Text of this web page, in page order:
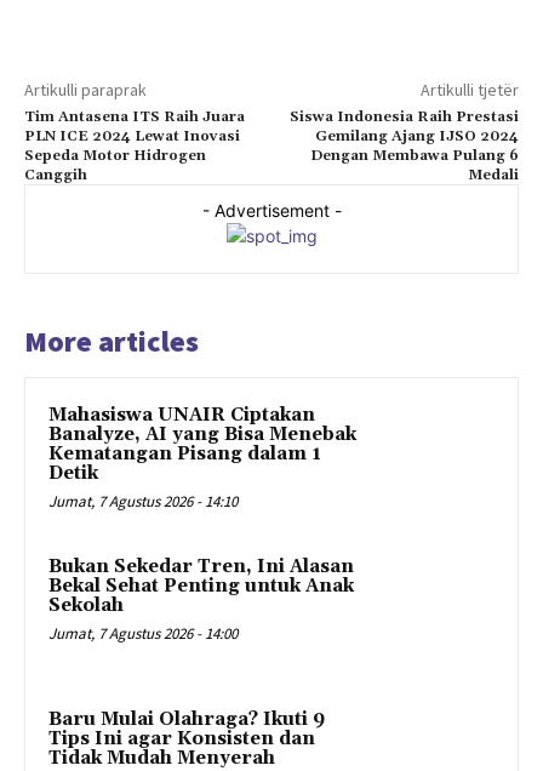
Artikulli paraprak
Tim Antasena ITS Raih Juara
PLN ICE 2024 Lewat Inovasi
Sepeda Motor Hidrogen
Canggih
Artikulli tjetër
Siswa Indonesia Raih Prestasi
Gemilang Ajang IJSO 2024
Dengan Membawa Pulang 6
Medali
- Advertisement -
More articles
Mahasiswa UNAIR Ciptakan
Banalyze, AI yang Bisa Menebak
Kematangan Pisang dalam 1
Detik
Jumat, 7 Agustus 2026 - 14:10
Bukan Sekedar Tren, Ini Alasan
Bekal Sehat Penting untuk Anak
Sekolah
Jumat, 7 Agustus 2026 - 14:00
Baru Mulai Olahraga? Ikuti 9
Tips Ini agar Konsisten dan
Tidak Mudah Menyerah